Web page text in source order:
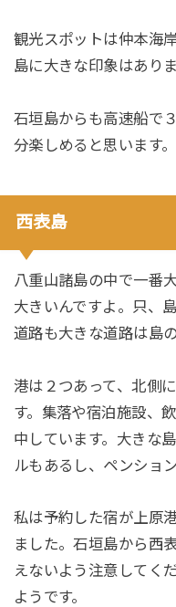
観光スポットは仲本海
島に大きな印象はあり
石垣島からも高速船で
分楽しめると思います。
西表島
八重山諸島の中で一番
大きいんですよ。只、
道路も大きな道路は島
港は２つあって、北側
す。集落や宿泊施設、
中しています。大きな
ルもあるし、ペンショ
私は予約した宿が上原
ました。石垣島から西
えないよう注意してく
ようです。